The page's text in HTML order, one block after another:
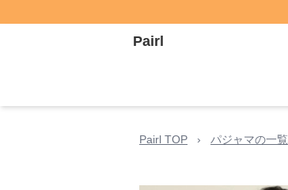
Pairl
Pairl TOP › パジャマの一覧